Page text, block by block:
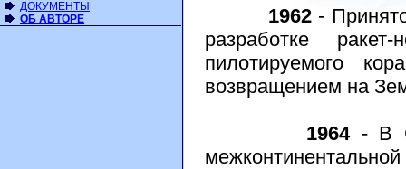
ДОКУМЕНТЫ
ОБ АВТОРЕ
1962-
разработке
пилотируемого
возвращением на
1964- В